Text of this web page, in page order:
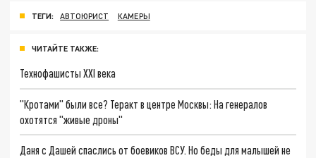
ТЕГИ: АВТОЮРИСТ КАМЕРЫ
ЧИТАЙТЕ ТАКЖЕ:
Технофашисты XXI века
"Кротами" были все? Теракт в центре Москвы: На генералов
охотятся "живые дроны"
Даня с Дашей спаслись от боевиков ВСУ. Но беды для малышей не